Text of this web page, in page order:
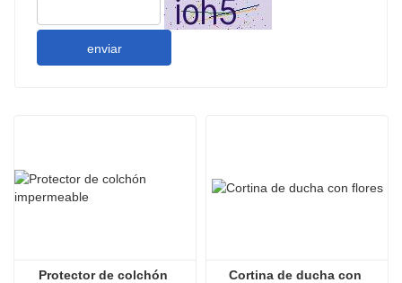
enviar
Protector de colchón
Cortina de ducha con